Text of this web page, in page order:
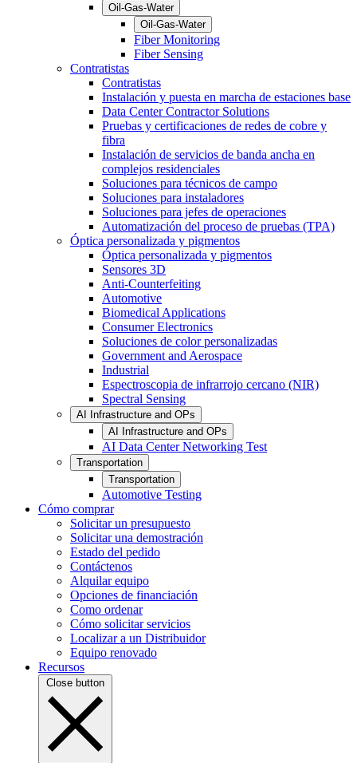
Oil-Gas-Water
Oil-Gas-Water
Fiber Monitoring
Fiber Sensing
Contratistas
Contratistas
Instalación y puesta en marcha de estaciones base
Data Center Contractor Solutions
Pruebas y certificaciones de redes de cobre y
fibra
Instalación de servicios de banda ancha en
complejos residenciales
Soluciones para técnicos de campo
Soluciones para instaladores
Soluciones para jefes de operaciones
Automatización del proceso de pruebas (TPA)
Óptica personalizada y pigmentos
Óptica personalizada y pigmentos
Sensores 3D
Anti-Counterfeiting
Automotive
Biomedical Applications
Consumer Electronics
Soluciones de color personalizadas
Government and Aerospace
Industrial
Espectroscopia de infrarrojo cercano (NIR)
Spectral Sensing
AI Infrastructure and OPs
AI Infrastructure and OPs
AI Data Center Networking Test
Transportation
Transportation
Automotive Testing
Cómo comprar
Solicitar un presupuesto
Solicitar una demostración
Estado del pedido
Contáctenos
Alquilar equipo
Opciones de financiación
Como ordenar
Cómo solicitar servicios
Localizar a un Distribuidor
Equipo renovado
Recursos
Close button